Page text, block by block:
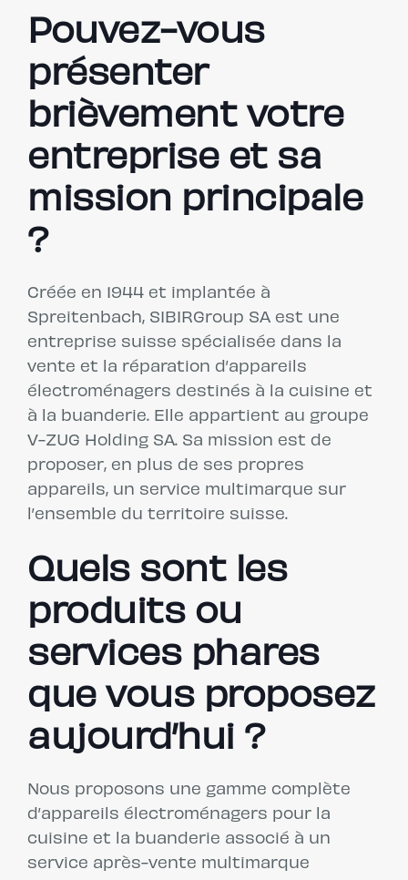
Pouvez-vous
présenter
brièvement votre
entreprise et sa
mission principale
?
Créée en 1944 et implantée à
Spreitenbach, SIBIRGroup SA est une
entreprise suisse spécialisée dans la
vente et la réparation d’appareils
électroménagers destinés à la cuisine et
à la buanderie. Elle appartient au groupe
V-ZUG Holding SA. Sa mission est de
proposer, en plus de ses propres
appareils, un service multimarque sur
l’ensemble du territoire suisse.
Quels sont les
produits ou
services phares
que vous proposez
aujourd’hui ?
Nous proposons une gamme complète
d’appareils électroménagers pour la
cuisine et la buanderie associé à un
service après-vente multimarque